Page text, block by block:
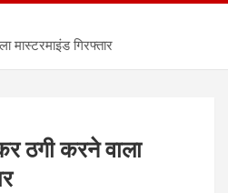
मास्टरमाइंड गिरफ्तार
ठगी करने वाला